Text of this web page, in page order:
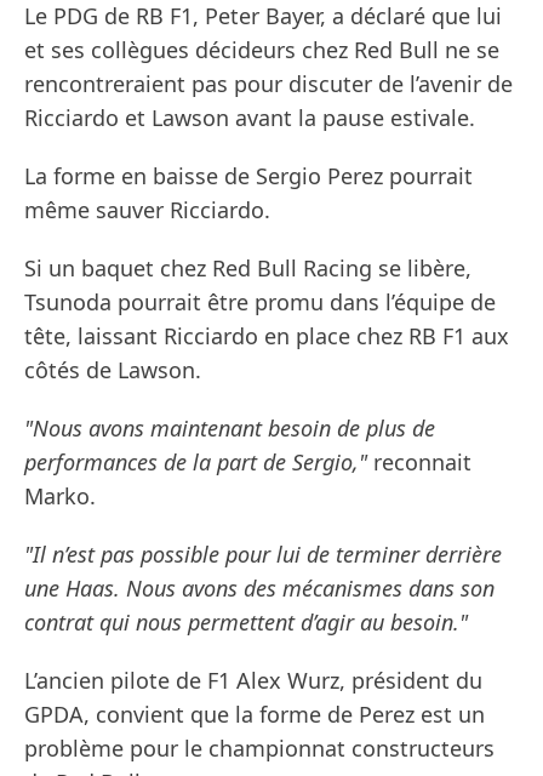
Le PDG de RB F1, Peter Bayer, a déclaré que lui
et ses collègues décideurs chez Red Bull ne se
rencontreraient pas pour discuter de l’avenir de
Ricciardo et Lawson avant la pause estivale.
La forme en baisse de Sergio Perez pourrait
même sauver Ricciardo.
Si un baquet chez Red Bull Racing se libère,
Tsunoda pourrait être promu dans l’équipe de
tête, laissant Ricciardo en place chez RB F1 aux
côtés de Lawson.
"Nous avons maintenant besoin de plus de
performances de la part de Sergio,"reconnait
Marko.
"Il n’est pas possible pour lui de terminer derrière
une Haas. Nous avons des mécanismes dans son
contrat qui nous permettent d’agir au besoin."
L’ancien pilote de F1 Alex Wurz, président du
GPDA, convient que la forme de Perez est un
problème pour le championnat constructeurs